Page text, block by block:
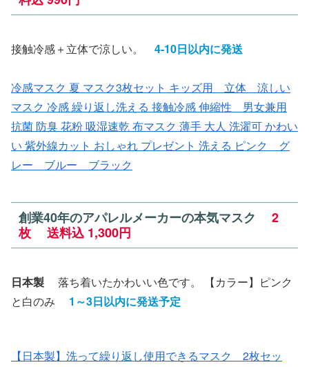
接触冷感＋立体で涼しい。 4-10日以内に発送
冷感マスク 夏 マスク3枚セット キッズ用 立体 涼しい
マスク 冷感 繰り返し洗える 接触冷感 伸縮性 男女兼用
抗菌 防臭 花粉 吸湿速乾 布マスク 薄手 大人 洗濯可 かわい
い 紫外線カット おしゃれ プレゼント 洗える ピンク グ
レー ブルー ブラック
創業40年のアパレルメーカーの本気マスク 2
枚
送料込 1,300円
日本製 落ち着いたかわいい色です。 【カラー】ピンク
と白のみ 1～3日以内に発送予定
【日本製】洗って繰り返し使用できるマスク 2枚セッ